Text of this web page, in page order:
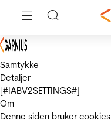
Samtykke
Detaljer
[#IABV2SETTINGS#]
Om
Denne siden bruker cookies